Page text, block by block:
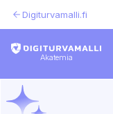
Digiturvamalli.fi
Akatemia